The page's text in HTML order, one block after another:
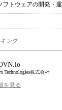
フトウェアの開発・
ング
Technologies株式会社
を見る